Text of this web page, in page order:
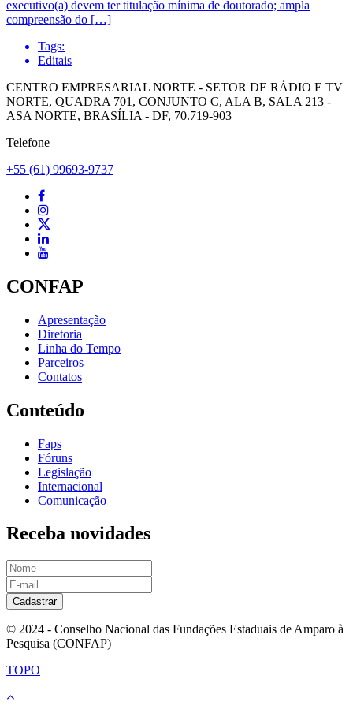
executivo(a) devem ter titulação mínima de doutorado; ampla
compreensão do […]
Tags:
Editais
CENTRO EMPRESARIAL NORTE - SETOR DE RÁDIO E TV
NORTE, QUADRA 701, CONJUNTO C, ALA B, SALA 213 -
ASA NORTE, BRASÍLIA - DF, 70.719-903
Telefone
+55 (61) 99693-9737
CONFAP
Apresentação
Diretoria
Linha do Tempo
Parceiros
Contatos
Conteúdo
Faps
Fóruns
Legislação
Internacional
Comunicação
Receba novidades
Cadastrar
© 2024 - Conselho Nacional das Fundações Estaduais de Amparo à
Pesquisa (CONFAP)
TOPO